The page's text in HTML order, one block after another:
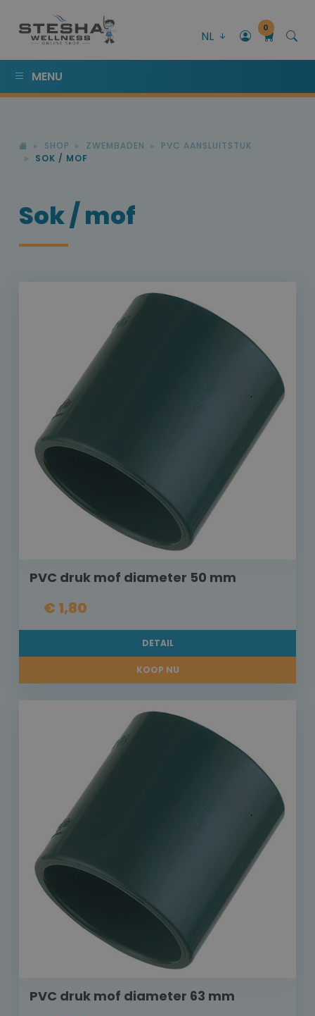
NL
0
MENU
SHOP ZWEMBADEN
PVC AANSLUITSTUK
SOK / MOF
Sok / mof
PVC druk mof diameter 50 mm
€ 1,80
DETAIL
KOOP NU
PVC druk mof diameter 63 mm